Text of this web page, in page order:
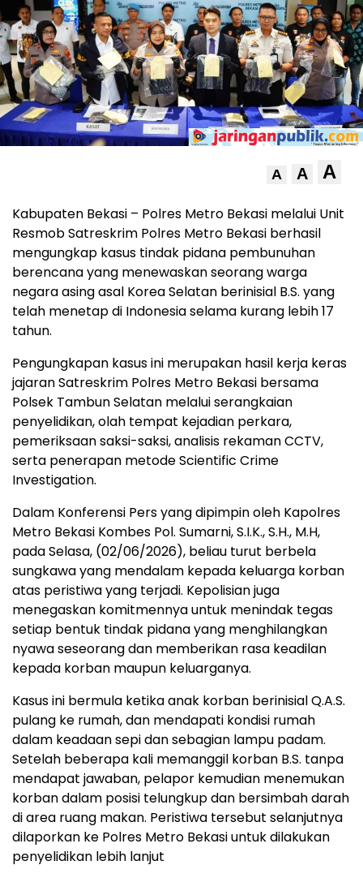
A A A
Kabupaten Bekasi – Polres Metro Bekasi melalui Unit
Resmob Satreskrim Polres Metro Bekasi berhasil
mengungkap kasus tindak pidana pembunuhan
berencana yang menewaskan seorang warga
negara asing asal Korea Selatan berinisial B.S. yang
telah menetap di Indonesia selama kurang lebih 17
tahun.
Pengungkapan kasus ini merupakan hasil kerja keras
jajaran Satreskrim Polres Metro Bekasi bersama
Polsek Tambun Selatan melalui serangkaian
penyelidikan, olah tempat kejadian perkara,
pemeriksaan saksi-saksi, analisis rekaman CCTV,
serta penerapan metode Scientific Crime
Investigation.
Dalam Konferensi Pers yang dipimpin oleh Kapolres
Metro Bekasi Kombes Pol. Sumarni, S.I.K., S.H., M.H,
pada Selasa, (02/06/2026), beliau turut berbela
sungkawa yang mendalam kepada keluarga korban
atas peristiwa yang terjadi. Kepolisian juga
menegaskan komitmennya untuk menindak tegas
setiap bentuk tindak pidana yang menghilangkan
nyawa seseorang dan memberikan rasa keadilan
kepada korban maupun keluarganya.
Kasus ini bermula ketika anak korban berinisial Q.A.S.
pulang ke rumah, dan mendapati kondisi rumah
dalam keadaan sepi dan sebagian lampu padam.
Setelah beberapa kali memanggil korban B.S. tanpa
mendapat jawaban, pelapor kemudian menemukan
korban dalam posisi telungkup dan bersimbah darah
di area ruang makan. Peristiwa tersebut selanjutnya
dilaporkan ke Polres Metro Bekasi untuk dilakukan
penyelidikan lebih lanjut